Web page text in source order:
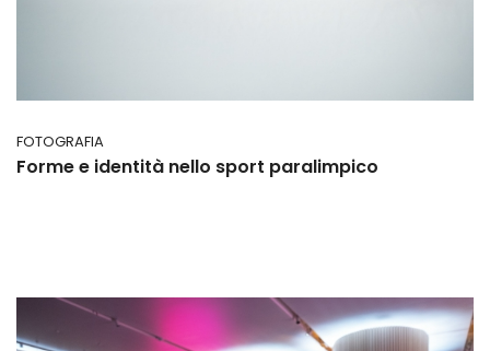
FOTOGRAFIA
Forme e identità nello sport paralimpico